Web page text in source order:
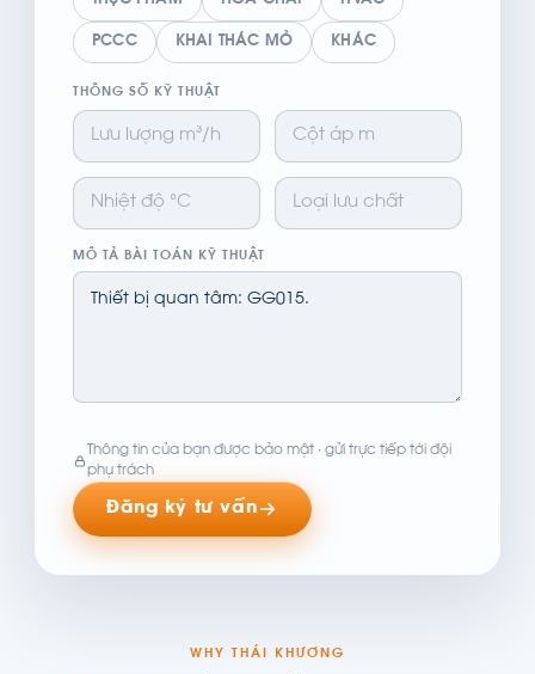
PCCC KHAI THÁC MỎ KHÁC
THÔNG SỐ KỸ THUẬT
MÔ TẢ BÀI TOÁN KỸ THUẬT
Thông tin của bạn được bảo mật · gửi trực tiếp tới đội
phụ trách
Đăng ký tư vấn
WHY THÁI KHƯƠNG